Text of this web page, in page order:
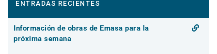
ENTRADAS RECIENTES
Información de obras de Emasa para la
próxima semana